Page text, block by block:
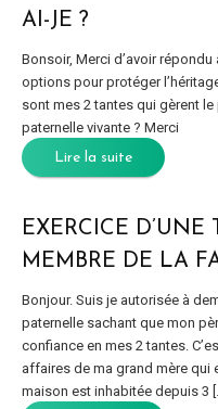
AI-JE ?
Bonsoir, Merci d’avoir
options pour protéger
sont mes 2 tantes qui gèrent
paternelle vivante ? Merci
Lire la suite
EXERCICE
MEMBRE DE LA
Bonjour. Suis je autorisée à
paternelle sachant que mon
confiance en mes 2 tantes.
affaires de ma grand mère qui
maison est inhabitée depuis 3